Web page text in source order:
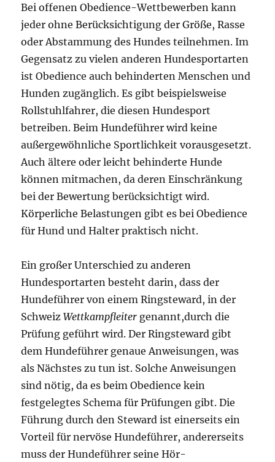
Bei offenen Obedience-Wettbewerben kann
jeder ohne Berücksichtigung der Größe, Rasse
oder Abstammung des Hundes teilnehmen. Im
Gegensatz zu vielen anderen Hundesportarten
ist Obedience auch behinderten Menschen und
Hunden zugänglich. Es gibt beispielsweise
Rollstuhlfahrer, die diesen Hundesport
betreiben. Beim Hundeführer wird keine
außergewöhnliche Sportlichkeit vorausgesetzt.
Auch ältere oder leicht behinderte Hunde
können mitmachen, da deren Einschränkung
bei der Bewertung berücksichtigt wird.
Körperliche Belastungen gibt es bei Obedience
für Hund und Halter praktisch nicht.
Ein großer Unterschied zu anderen
Hundesportarten besteht darin, dass der
Hundeführer von einem Ringsteward, in der
SchweizWettkampfleiter genannt,durch die
Prüfung geführt wird. Der Ringsteward gibt
dem Hundeführer genaue Anweisungen, was
als Nächstes zu tun ist. Solche Anweisungen
sind nötig, da es beim Obedience kein
festgelegtes Schema für Prüfungen gibt. Die
Führung durch den Steward ist einerseits ein
Vorteil für nervöse Hundeführer, andererseits
muss der Hundeführer seine Hör-